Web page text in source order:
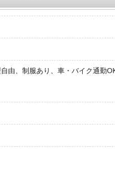
由、制服あり、車・バイク通勤